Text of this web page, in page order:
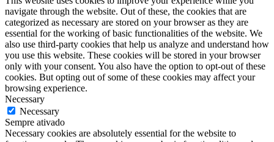
navigate through the website. Out of these, the cookies that are
categorized as necessary are stored on your browser as they are
essential for the working of basic functionalities of the website. We
also use third-party cookies that help us analyze and understand how
you use this website. These cookies will be stored in your browser
only with your consent. You also have the option to opt-out of these
cookies. But opting out of some of these cookies may affect your
browsing experience.
Necessary
Necessary
Sempre ativado
Necessary cookies are absolutely essential for the website to